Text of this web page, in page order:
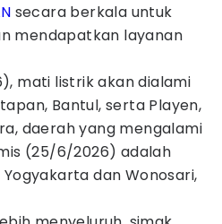
secara berkala untuk
mendapatkan layanan
mati listrik akan dialami
Bantul, serta Playen,
daerah yang mengalami
(25/6/2026) adalah
dan Wonosari,